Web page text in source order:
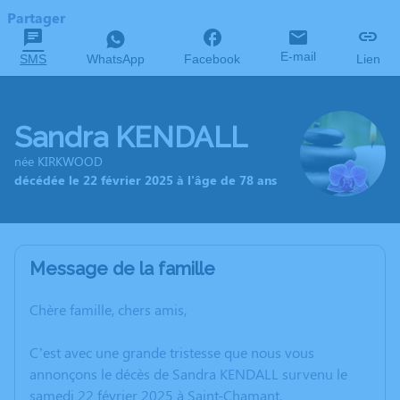
Partager
SMS WhatsApp Facebook E-mail Lien
Sandra KENDALL
née KIRKWOOD
décédée le 22 février 2025 à l'âge de 78 ans
Message de la famille
Chère famille, chers amis,
C’est avec une grande tristesse que nous vous
annonçons le décès de Sandra KENDALL survenu le
samedi 22 février 2025 à Saint-Chamant.